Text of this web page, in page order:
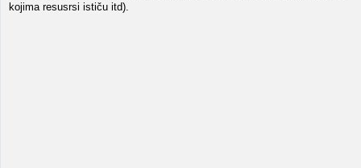
kojima resusrsi ističu itd).